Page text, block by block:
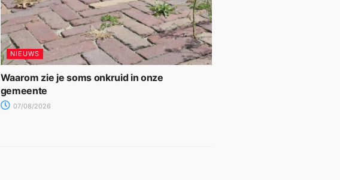
NIEUWS
Waarom zie je soms onkruid in onze
gemeente
07/08/2026